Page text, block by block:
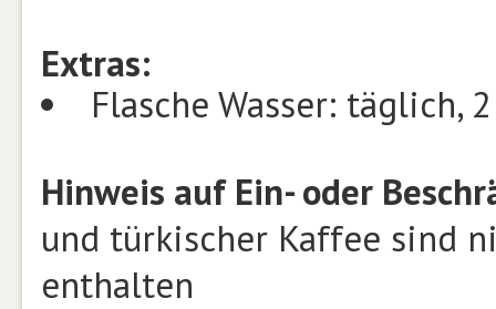
Extras:
Flasche Wasser: täglich,
Hinweis auf Ein- oder
und türkischer Kaffee sind
enthalten